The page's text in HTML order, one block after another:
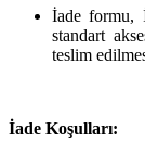
İade formu,
standart
teslim
İade Koşulları: